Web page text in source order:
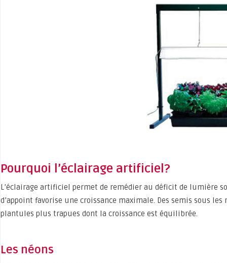
Pourquoi l’éclairage artificiel?
L’éclairage artificiel permet de remédier au déficit de lumière
d’appoint favorise une croissance maximale. Des semis sous
plantules plus trapues dont la croissance est équilibrée.
Les néons